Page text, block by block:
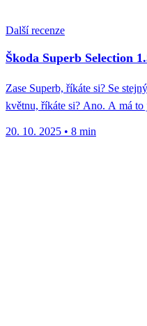
Další recenze
Škoda Superb Selection
Zase Superb, říkáte si? Se
květnu, říkáte si? Ano. A má to
20. 10. 2025 • 8 min